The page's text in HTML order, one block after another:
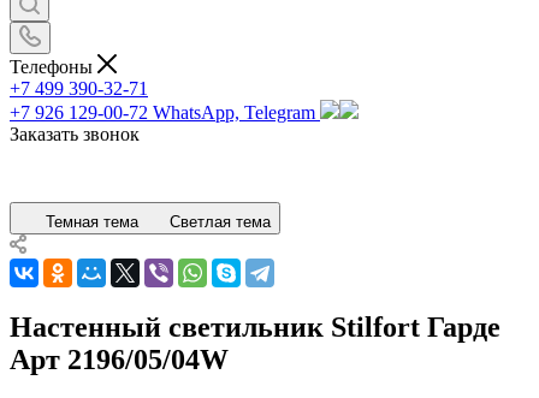
Телефоны
+7 499 390-32-71
+7 926 129-00-72 WhatsApp, Telegram
Заказать звонок
Темная тема Светлая тема
Настенный светильник Stilfort Гарде
Арт 2196/05/04W